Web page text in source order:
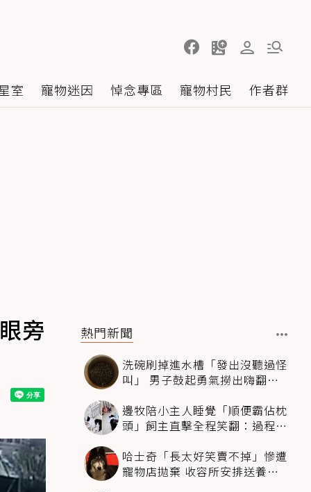
室 寵物迷因 悼念專區 寵物村民 作者群
旁
熱門新聞
洗碗刷掉進水槽「發出沒聽過怪
叫」 男子鼓起勇氣撈出嗨翻：
邊牧陪小主人睡覺「順便霸佔枕
頭」飼主直擊全程笑翻：過程絲
哈士奇「長太好笑賣不掉」慘遭
寵物店拋棄 收容所安排送養活